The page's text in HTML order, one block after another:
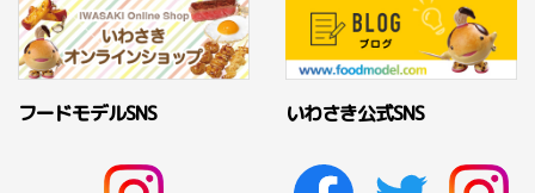
フードモデルSNS いわさき公式SNS